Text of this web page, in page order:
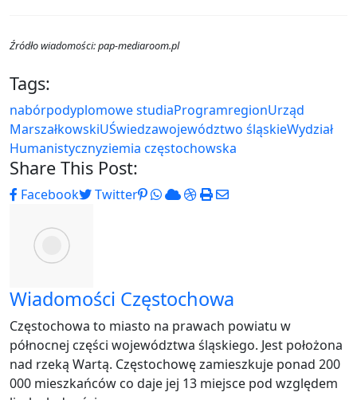
Źródło wiadomości: pap-mediaroom.pl
Tags:
nabórpodyplomowe studiaProgramregionUrząd
MarszałkowskiUŚwiedzawojewództwo śląskieWydział
Humanistycznyziemia częstochowska
Share This Post:
Facebook Twitter Pinterest
Whatsapp
CloudStumbleUpon
PrintShare
Wiadomości Częstochowa
Częstochowa to miasto na prawach powiatu w
północnej części województwa śląskiego. Jest położona
nad rzeką Wartą. Częstochowę zamieszkuje ponad 200
000 mieszkańców co daje jej 13 miejsce pod względem